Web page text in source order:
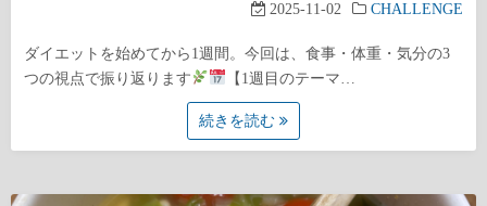
2025-11-02 CHALLENGE
ダイエットを始めてから1週間。今回は、食事・体重・気分の3
つの視点で振り返ります
【1週目のテーマ…
続きを読む